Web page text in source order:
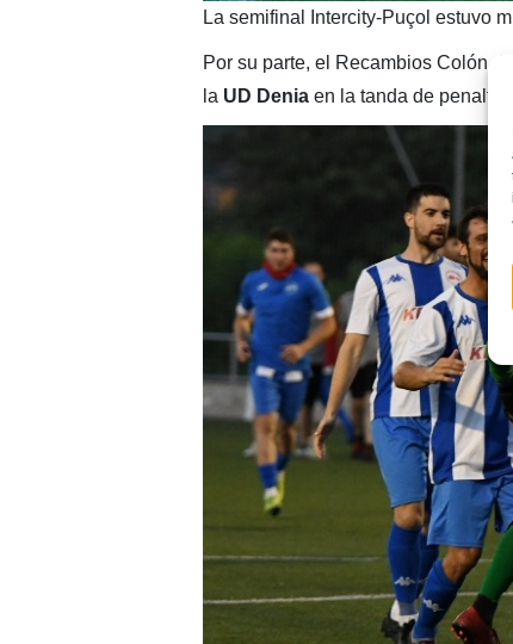
La semifinal Intercity-Puçol estuvo
Por su parte, el Recambios Colón
la UD Deniaen la tanda de penaltis,